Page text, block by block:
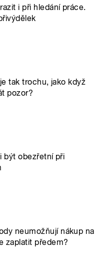
i při hledání práce.
tak trochu, jako když
pozor?
být obezřetní při
neumožňují nákup na
zaplatit předem?